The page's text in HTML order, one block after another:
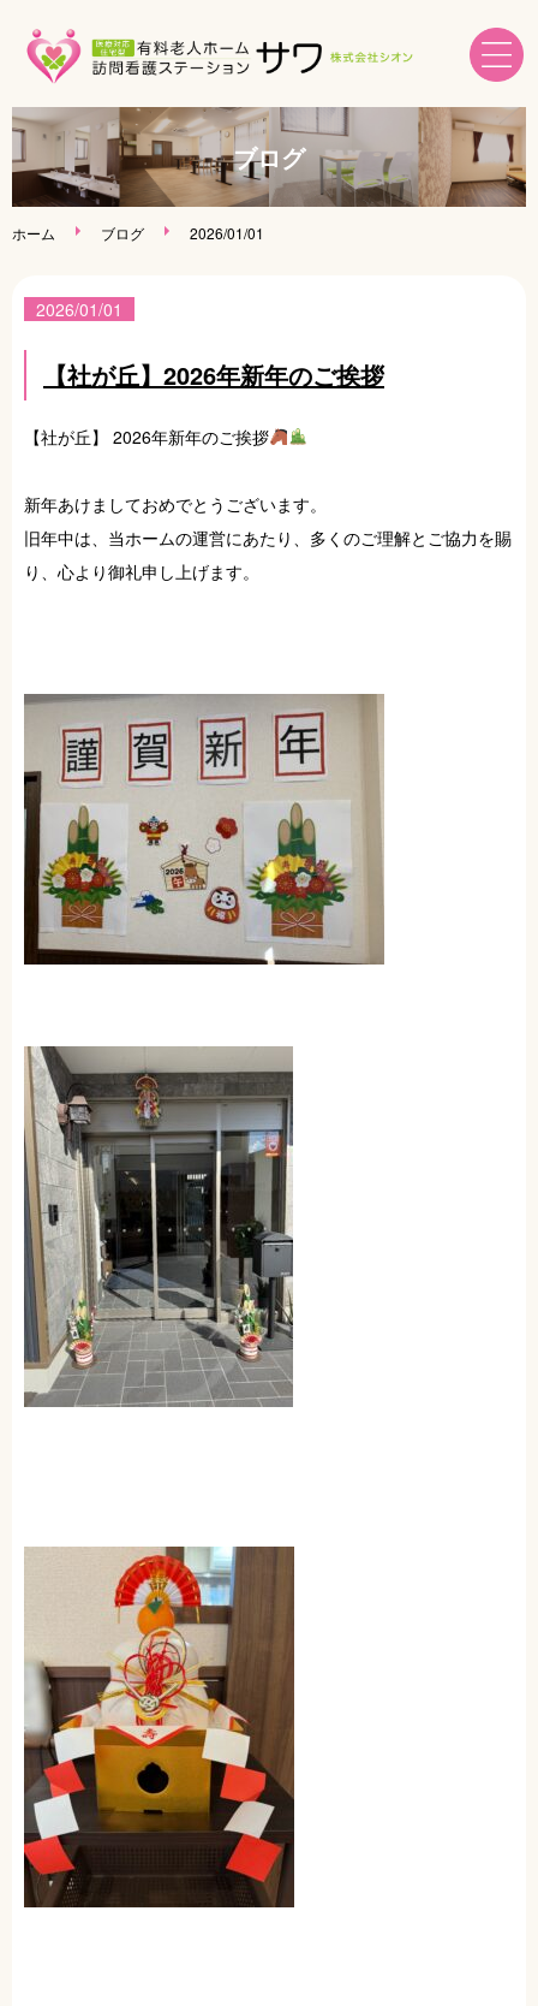
ホーム
訪問看護ステーション
会社案内
採用情報
ブログ
ホーム ブログ 2026/01/01
2026/01/01
【社が丘】2026年新年のご挨拶
【社が丘】 2026年新年のご挨拶
新年あけましておめでとうございます。
旧年中は、当ホームの運営にあたり、多くのご理解とご協力を賜
り、心より御礼申し上げます。